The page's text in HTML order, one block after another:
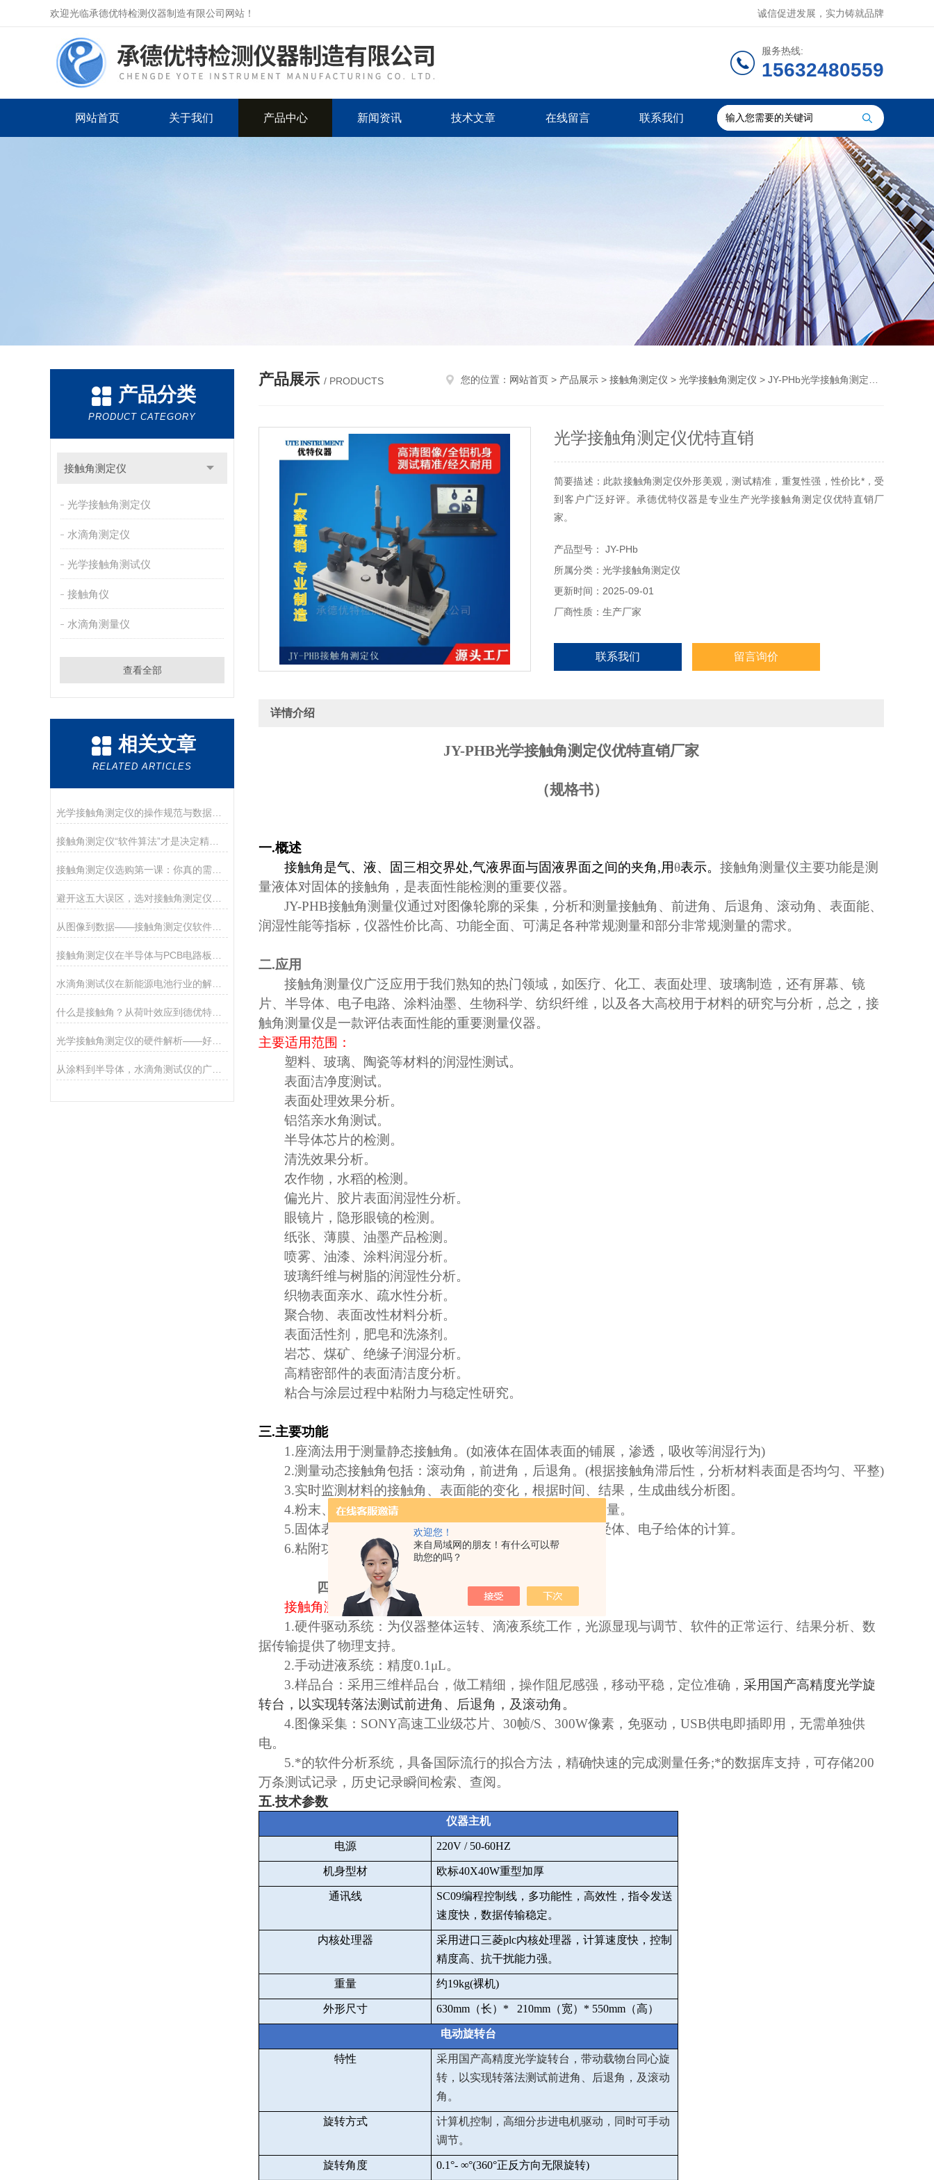
欢迎您！
来自局域网的朋友！有什么可以帮
助您的吗？
欢迎光临承德优特检测仪器制造有限公司网站！ 诚信促进发展，实力铸就品牌
服务热线:
15632480559
网站首页 关于我们 产品中心 新闻资讯 技术文章 在线留言 联系我们
产品分类
PRODUCT CATEGORY
接触角测定仪
光学接触角测定仪
水滴角测定仪
光学接触角测试仪
接触角仪
水滴角测量仪
查看全部
相关文章
RELATED ARTICLES
光学接触角测定仪的操作规范与数据处理说明
接触角测定仪“软件算法”才是决定精度的灵魂
从图像到数据——接触角测定仪软件的算法演进与拟合方法对比
水滴角测试仪在新能源电池行业的解决方案
什么是接触角？从荷叶效应到德优特精密测量
光学接触角测定仪的硬件解析——好品质源于细节
产品展示 / PRODUCTS 您的位置： 网站首页 > 产品展示 > 接触角测定仪 > 光学接触角测定仪 > JY-PHb光学接触角测定仪优特直销
光学接触角测定仪优特直销
简要描述：此款接触角测定仪外形美观，测试精准，重复性强，性价比*，受
到客户广泛好评。承德优特仪器是专业生产光学接触角测定仪优特直销厂
家。
产品型号： JY-PHb
所属分类：光学接触角测定仪
更新时间：2025-09-01
厂商性质：生产厂家
联系我们 留言询价
详情介绍
JY-PHB光学接触角测定仪优特直销厂家
（规格书）
一.概述
接触角是气、液、固三相交界处,气液界面与固液界面之间的夹角,用θ表示。 接触角测量仪主要功能是测
量液体对固体的接触角， 是表面性能检测的重要仪器。
JY-PHB接触角测量仪通过对图像轮廓的采集， 分析和测量接触角、前进角、后退角、滚动角、表面能、
润湿性能等指标 ，仪器性价比高、功能全面、可满足各种常规测量和部分非常规测量的需求。
二.应用
接触角测量仪广泛应用于我们熟知的热门领域，如医疗、化工、表面处理、玻璃制造，还有屏幕、镜
片、半导体、电子电路、涂料油墨、生物科学、纺织纤维，以及各大高校用于材料的研究与分析，总之，接
触角测量仪是一款评估表面性能的重要测量仪器。
主要适用范围：
塑料、玻璃、陶瓷等材料的润湿性测试。
表面洁净度测试。
表面处理效果分析。
铝箔亲水角测试。
半导体芯片的检测。
清洗效果分析。
农作物，水稻的检测。
偏光片、胶片表面润湿性分析。
眼镜片，隐形眼镜的检测。
纸张、薄膜、油墨产品检测。
喷雾、油漆、涂料润湿分析。
玻璃纤维与树脂的润湿性分析。
织物表面亲水、疏水性分析。
聚合物、表面改性材料分析。
表面活性剂，肥皂和洗涤剂。
岩芯、煤矿、绝缘子润湿分析。
高精密部件的表面清洁度分析。
粘合与涂层过程中粘附力与稳定性研究。
三.主要功能
1.座滴法用于测量静态接触角。 (如液体在固体表面的铺展，渗透，吸收等润湿行为)
2.测量动态接触角包括：滚动角，前进角，后退角。 (根据接触角滞后性，分析材料表面是否均匀、平整)
3.实时监测材料的接触角、表面能的变化，根据时间、结果，生成曲线分析图。
4.粉末、非平面材料
，超疏水、超亲水材料的测量。
5.固体表面自动能、色散力、极性力、非极性力、电子受体、电子给体的计算。
6.粘附功、侵湿功、铺展系数的计算
四 运行原理（仪器外观以实际出厂为主）
接触角测量仪主要由
个部分组成
1.硬件驱动系统：为仪器整体运转、滴液系统工作，光源显现与调节、软件的正常运行、结果分析、数
据传输提供了物理支持。
2.手动进液系统：精度0.1μL。
3.样品台：采用三维样品台，做工精细，操作阻尼感强，移动平稳，定位准确， 采用国产高精度光学旋
转台，以实现转落法测试前进角、后退角，及滚动角。
4.图像采集： SONY高速工业级芯片、 30帧/S、 300W像素，免驱动， USB供电即插即用，无需单独供
电。
5.*的软件分析系统，具备国际流行的拟合方法，精确快速的完成测量任务;*的数据库支持，可存储200
万条测试记录，历史记录瞬间检索、查阅。
五.技术参数
仪器主机
电源 220V / 50-60HZ
机身型材 欧标40X40W重型加厚
通讯线 SC09编程控制线，多功能性，高效性，指令发送
速度快，数据传输稳定。
内核处理器 采用进口三菱plc内核处理器，计算速度快，控制
精度高、抗干扰能力强。
重量 约19kg(裸机)
外形尺寸 630mm （长） * 210mm （宽） * 550mm （高）
电动旋转台
特性
采用国产高精度光学旋转台，带动载物台同心旋
转，以实现转落法测试前进角、后退角，及滚动
角。
旋转方式
计算机控制，高细分步进电机驱动，同时可手动
调节。
旋转角度 0.1°- ∞°(360°正反方向无限旋转)